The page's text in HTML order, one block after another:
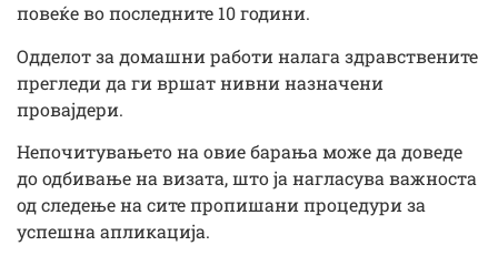
повеќе во последните 10 години.
Одделот за домашни работи налага здравствените
прегледи да ги вршат нивни назначени
провајдери.
Непочитувањето на овие барања може да доведе
до одбивање на визата, што ја нагласува важноста
од следење на сите пропишани процедури за
успешна апликација.